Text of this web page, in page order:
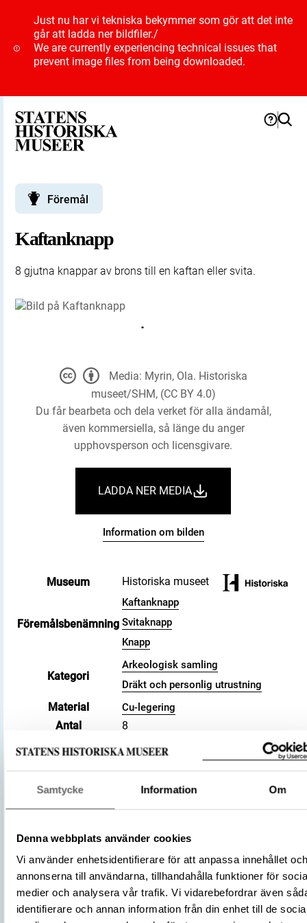
Samtycke Information Om
Denna webbplats använder cookies
Vi använder enhetsidentifierare för att anpassa innehållet och
annonserna till användarna, tillhandahålla funktioner för
medier och analysera vår trafik. Vi vidarebefordrar även
identifierare och annan information från din enhet till de
Just nu har vi tekniska bekymmer som gör att det inte
går att ladda ner bildfiler./
We are currently experiencing technical issues that
prevent image files from being downloaded.
Föremål
Kaftanknapp
8 gjutna knappar av brons till en kaftan eller svita.
Museum Historiska museet
Föremålsbenämning
Kaftanknapp
Svitaknapp
Knapp
Kategori
Arkeologisk samling
Dräkt och personlig utrustning
Material Cu-legering
Antal
8
Andra nummer
Undernummer: Bj 716
Förvärvsnummer 34000
Omnämns i katalog Förvärv: 34000 på Catview
Förvärvsmetod
KML
Förvärvsdatum
2000
Plats: Björkö, Hemlanden, Fornlämning:
Media: Myrin, Ola. Historiska
museet/SHM, (CC BY 4.0)
Du får bearbeta och dela verket för alla ändamål,
även kommersiella, så länge du anger
upphovsperson och licensgivare.
LADDA NER MEDIA
Information om bilden